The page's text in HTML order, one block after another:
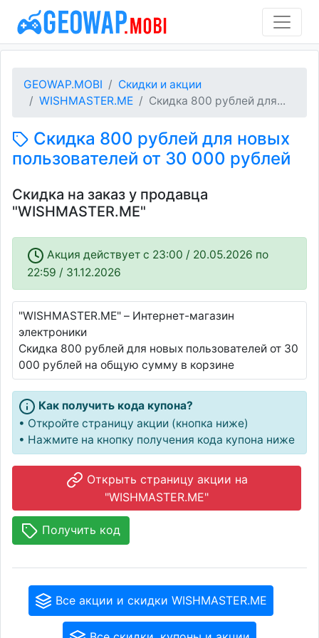
GEOWAP.MOBI
Скидки и акции
WISHMASTER.ME
Скидка 800 рублей для...
Скидка 800 рублей для новых
пользователей от 30 000 рублей
Скидка на заказ у продавца
"WISHMASTER.ME"
Акция действует c 23:00 / 20.05.2026 по
22:59 / 31.12.2026
"WISHMASTER.ME" – Интернет-магазин
электроники
Скидка 800 рублей для новых пользователей от 30
000 рублей на общую сумму в корзине
Как получить кода купона?
• Откройте страницу акции (кнопка ниже)
• Нажмите на кнопку получения кода купона ниже
Открыть страницу акции на
"WISHMASTER.ME"
Получить код
Все акции и скидки WISHMASTER.ME